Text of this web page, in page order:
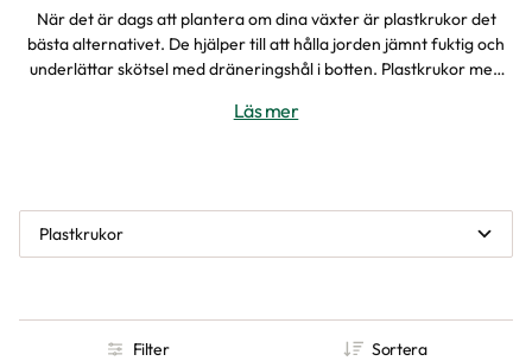
När det är dags att plantera om dina växter är plastkrukor det
bästa alternativet. De hjälper till att hålla jorden jämnt fuktig och
underlättar skötsel med dräneringshål i botten. Plastkrukor med
vattentillförsel, smart för den mest glömske.
Läs mer
Plastkrukor
Filter Sortera